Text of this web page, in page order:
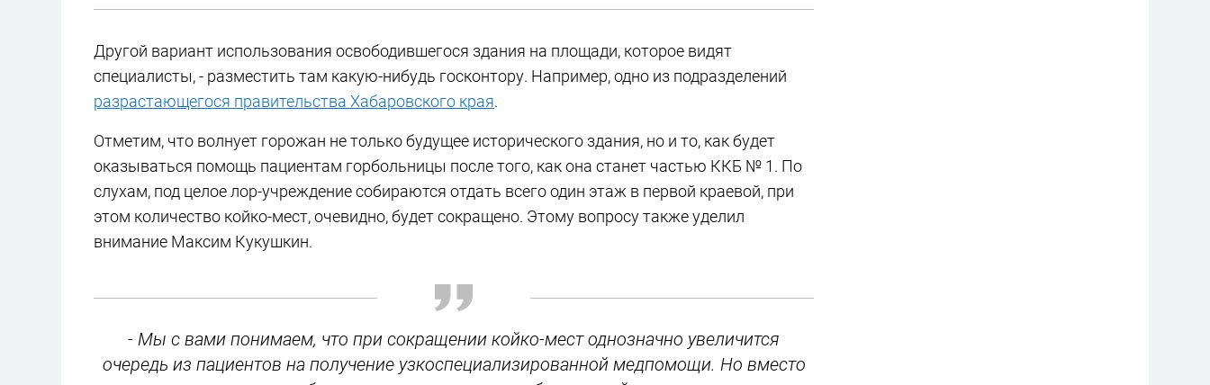
Другой вариант использования освободившегося здания на площади, которое видят
специалисты, - разместить там какую-нибудь госконтору. Например, одно из подразделений
разрастающегося правительства Хабаровского края.
Отметим, что волнует горожан не только будущее исторического здания, но и то, как будет
оказываться помощь пациентам горбольницы после того, как она станет частью ККБ № 1. По
слухам, под целое лор-учреждение собираются отдать всего один этаж в первой краевой, при
этом количество койко-мест, очевидно, будет сокращено. Этому вопросу также уделил
внимание Максим Кукушкин.
- Мы с вами понимаем, что при сокращении койко-мест однозначно увеличится
очередь из пациентов на получение узкоспециализированной медпомощи. Но вместо